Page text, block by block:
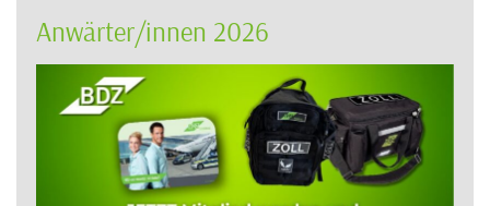
Anwärter/innen 2026